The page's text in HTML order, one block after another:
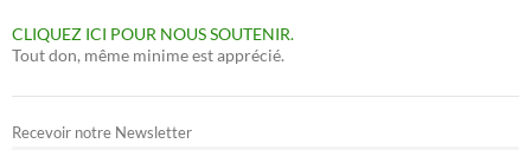
CLIQUEZ ICI POUR NOUS SOUTENIR.
Tout don, même minime est apprécié.
Recevoir notre Newsletter